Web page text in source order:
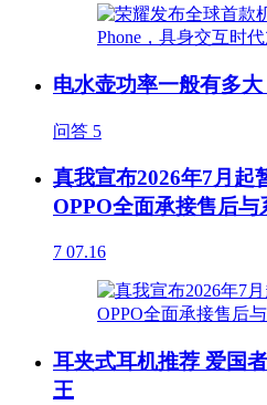
电水壶功率一般有多
问答 5
真我宣布2026年7月起
OPPO全面承接售后与
7 07.16
耳夹式耳机推荐 爱国
王